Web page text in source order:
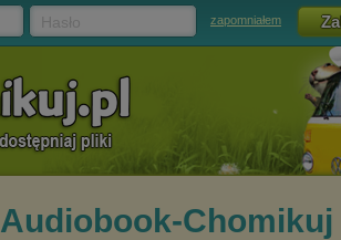
zapomniałem
Audiobook-Chomikuj